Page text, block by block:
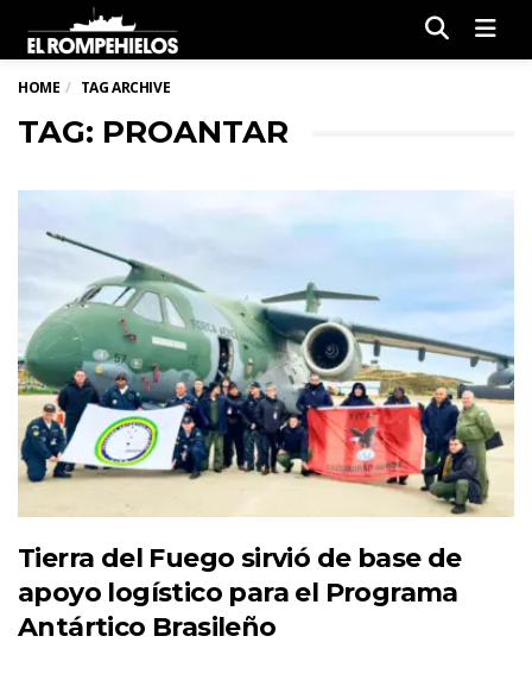
HOME TAG ARCHIVE
TAG: PROANTAR
Tierra del Fuego sirvió de base de
apoyo logístico para el Programa
Antártico Brasileño